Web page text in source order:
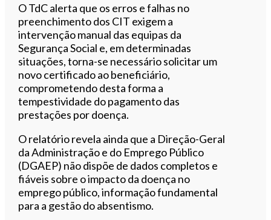
O TdC alerta que os erros e falhas no
preenchimento dos CIT exigem a
intervenção manual das equipas da
Segurança Social e, em determinadas
situações, torna-se necessário solicitar um
novo certificado ao beneficiário,
comprometendo desta forma a
tempestividade do pagamento das
prestações por doença.
O relatório revela ainda que a Direção-Geral
da Administração e do Emprego Público
(DGAEP) não dispõe de dados completos e
fiáveis sobre o impacto da doença no
emprego público, informação fundamental
para a gestão do absentismo.